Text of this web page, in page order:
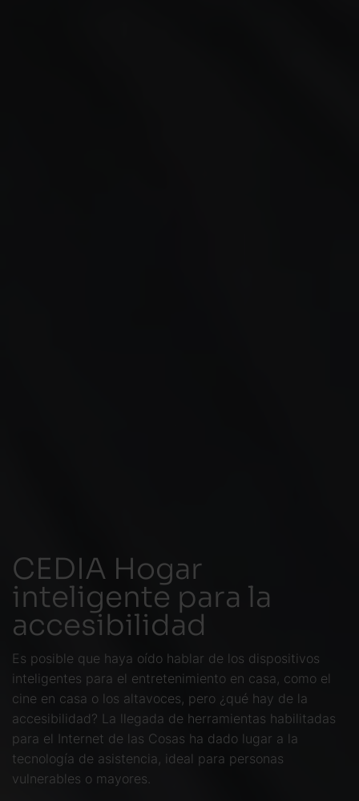
CEDIA Hogar
inteligente para la
accesibilidad
Es posible que haya oído hablar de los dispositivos
inteligentes para el entretenimiento en casa, como el
cine en casa o los altavoces, pero ¿qué hay de la
accesibilidad? La llegada de herramientas habilitadas
para el Internet de las Cosas ha dado lugar a la
tecnología de asistencia, ideal para personas
vulnerables o mayores.